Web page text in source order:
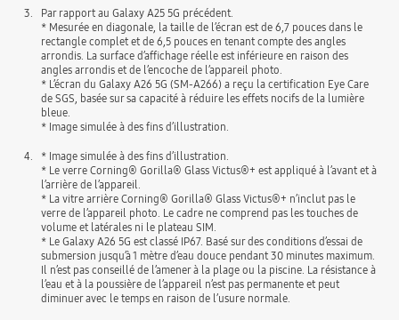
3.
Par rapport au Galaxy A25 5G précédent.
* Mesurée en diagonale, la taille de l’écran est de 6,7 pouces dans le
rectangle complet et de 6,5 pouces en tenant compte des angles
arrondis. La surface d’affichage réelle est inférieure en raison des
angles arrondis et de l’encoche de l’appareil photo.
* L’écran du Galaxy A26 5G (SM-A266) a reçu la certification Eye Care
de SGS, basée sur sa capacité à réduire les effets nocifs de la lumière
bleue.
* Image simulée à des fins d’illustration.
4.
* Image simulée à des fins d’illustration.
* Le verre Corning® Gorilla® Glass Victus®+ est appliqué à l’avant et à
l’arrière de l’appareil.
* La vitre arrière Corning® Gorilla® Glass Victus®+ n’inclut pas le
verre de l’appareil photo. Le cadre ne comprend pas les touches de
volume et latérales ni le plateau SIM.
* Le Galaxy A26 5G est classé IP67. Basé sur des conditions d’essai de
submersion jusqu’à 1 mètre d’eau douce pendant 30 minutes maximum.
Il n’est pas conseillé de l’amener à la plage ou la piscine. La résistance à
l’eau et à la poussière de l’appareil n’est pas permanente et peut
diminuer avec le temps en raison de l’usure normale.